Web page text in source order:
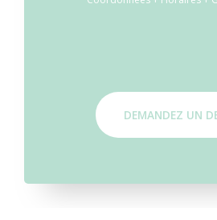
DEMANDEZ UN